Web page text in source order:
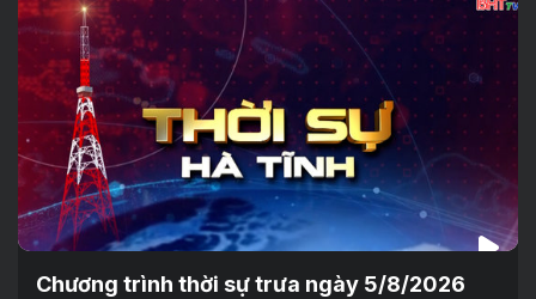
Chương trình thời sự trưa ngày 5/8/2026